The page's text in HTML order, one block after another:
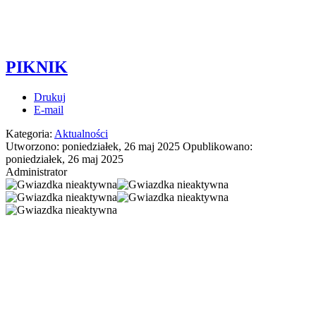
PIKNIK
Drukuj
E-mail
Kategoria: Aktualności
Utworzono: poniedziałek, 26 maj 2025 Opublikowano:
poniedziałek, 26 maj 2025
Administrator